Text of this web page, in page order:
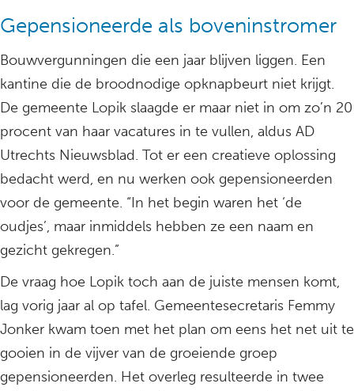
Gepensioneerde als boveninstromer
Bouwvergunningen die een jaar blijven liggen. Een
kantine die de broodnodige opknapbeurt niet krijgt.
De gemeente Lopik slaagde er maar niet in om zo’n 20
procent van haar vacatures in te vullen, aldus AD
Utrechts Nieuwsblad. Tot er een creatieve oplossing
bedacht werd, en nu werken ook gepensioneerden
voor de gemeente. “In het begin waren het ‘de
oudjes’, maar inmiddels hebben ze een naam en
gezicht gekregen.”
De vraag hoe Lopik toch aan de juiste mensen komt,
lag vorig jaar al op tafel. Gemeentesecretaris Femmy
Jonker kwam toen met het plan om eens het net uit te
gooien in de vijver van de groeiende groep
gepensioneerden. Het overleg resulteerde in twee